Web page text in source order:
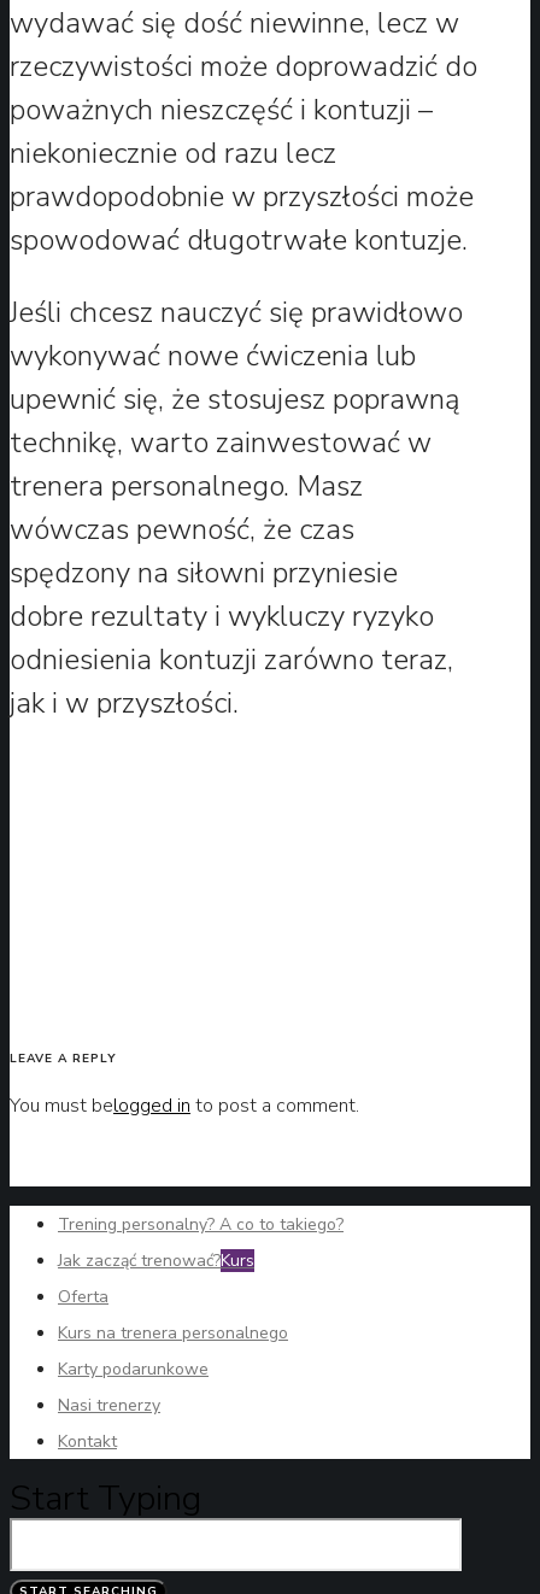
wydawać się dość niewinne, lecz w
rzeczywistości może doprowadzić do
poważnych nieszczęść i kontuzji –
niekoniecznie od razu lecz
prawdopodobnie w przyszłości może
spowodować długotrwałe kontuzje.
Jeśli chcesz nauczyć się prawidłowo
wykonywać nowe ćwiczenia lub
upewnić się, że stosujesz poprawną
technikę, warto zainwestować w
trenera personalnego. Masz
wówczas pewność, że czas
spędzony na siłowni przyniesie
dobre rezultaty i wykluczy ryzyko
odniesienia kontuzji zarówno teraz,
jak i w przyszłości.
LEAVE A REPLY
You must belogged in to post a comment.
Trening personalny? A co to takiego?
Jak zacząć trenować?Kurs
Oferta
Kurs na trenera personalnego
Karty podarunkowe
Nasi trenerzy
Kontakt
Start Typing